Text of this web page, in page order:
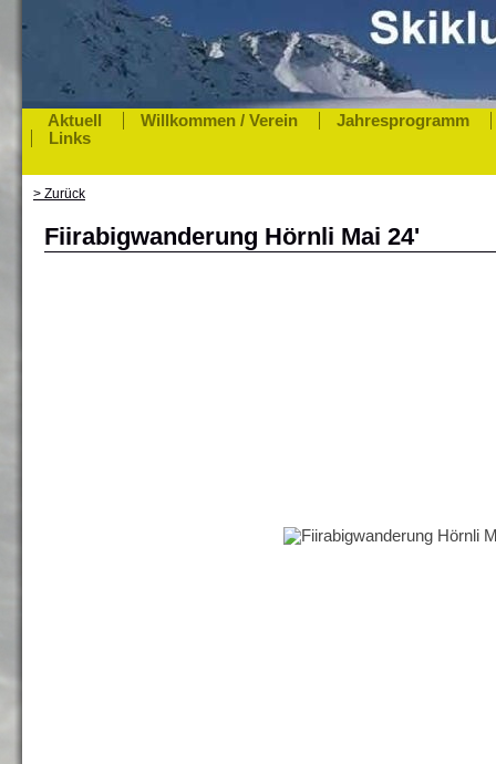
Aktuell Willkommen / Verein
Jahresprogramm
Links
> Zurück
Fiirabigwanderung Hörnli Mai 24'